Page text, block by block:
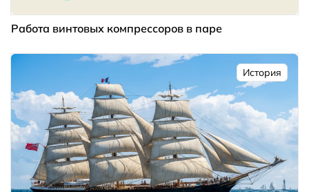
Работа винтовых компрессоров в паре
История